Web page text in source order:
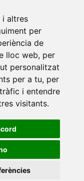
i altres
per
de
lloc web, per
personalitzat
per a tu, per
i entendre
visitants.